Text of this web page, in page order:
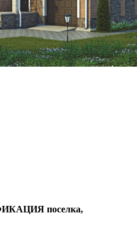
поселка,